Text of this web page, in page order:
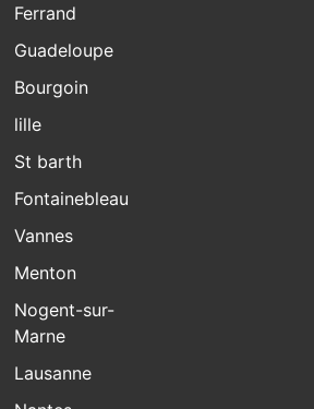
Ferrand
Guadeloupe
Bourgoin
lille
St barth
Fontainebleau
Vannes
Menton
Nogent-sur-
Marne
Lausanne